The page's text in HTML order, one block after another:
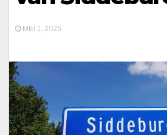
MEI 1, 2025